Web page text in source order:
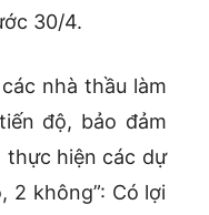
30/4.
nhà thầu làm
độ, bảo đảm
thực hiện các dự
2 không”: Có lợi